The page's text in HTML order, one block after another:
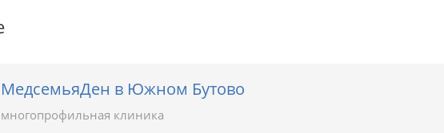
МедсемьяДен в Южном Бутово
многопрофильная клиника